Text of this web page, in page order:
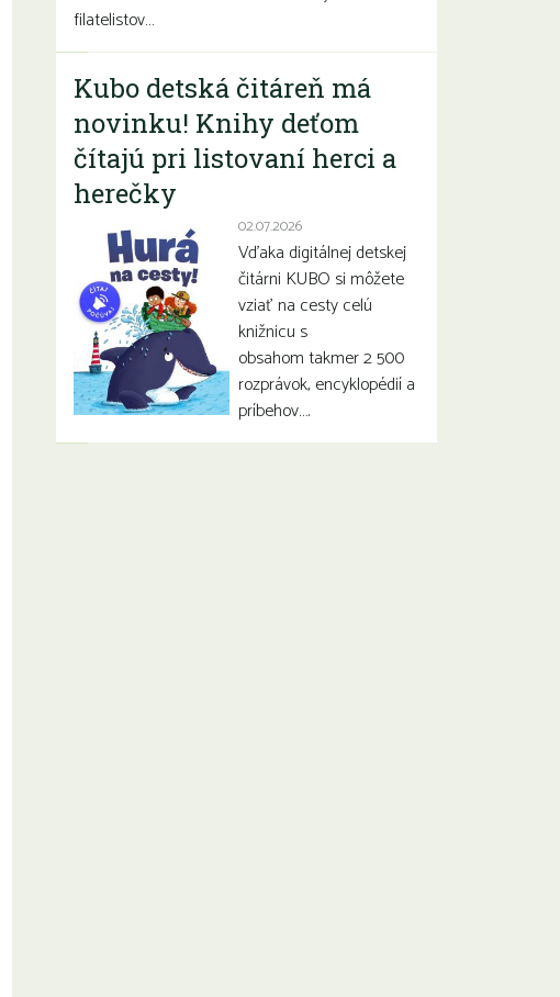
filatelistov…
Kubo detská čitáreň má
novinku! Knihy deťom
čítajú pri listovaní herci a
herečky
02.07.2026
Vďaka digitálnej detskej
čitárni KUBO si môžete
vziať na cesty celú
knižnicu s
obsahom takmer 2 500
rozprávok, encyklopédií a
príbehov….